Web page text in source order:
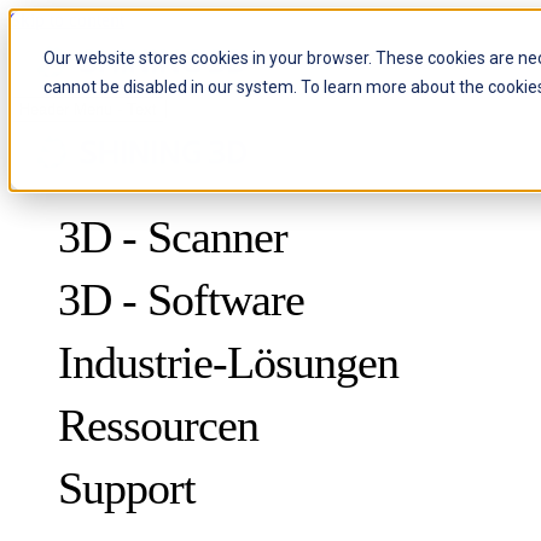
Our website stores cookies in your browser. These cookies are
cannot be disabled in our system. To learn more about the
Skip to content
3D - Scanner
METROLOGY ZUR QUALITÄTSKONTROLLE
Optische 3D-Messung und dynamisches Tracking ohne Marker
3D - Software
Industrie-Lösungen
Ressourcen
Fallstudien
Support